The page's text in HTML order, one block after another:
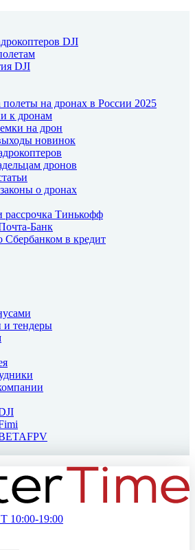
DJI
DJI
полеты на дронах в России 2025
к дронам
на дрон
новинок
дронов
о дронах
рассрочка Тинькофф
Банк
Сбербанком в кредит
и тендеры
10:00-19:00